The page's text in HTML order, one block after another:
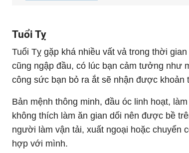
Tuổi Tỵ
Tuổi Tỵ gặp khá nhiều vất vả trong thời
cũng ngập đầu, có lúc bạn cảm tưởng như
công sức bạn bỏ ra ắt sẽ nhận được khoản
Bản mệnh thông minh, đầu óc linh hoạt,
không thích làm ăn gian dối nên được bề
người làm vận tải, xuất ngoại hoặc chuyển
hợp với mình.